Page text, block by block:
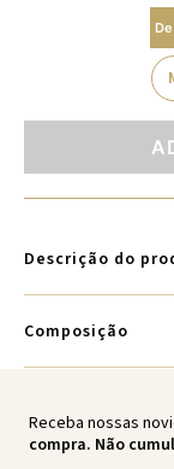
Descrição do
Composição
Receba nossas
compra. Não